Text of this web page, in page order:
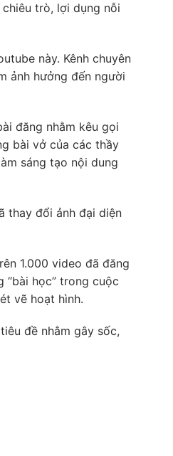
trò, lợi dụng nỗi
này. Kênh chuyên
ảnh hưởng đến người
đăng nhằm kêu gọi
bài vở của các thầy
sáng tạo nội dung
thay đổi ảnh đại diện
1.000 video đã đăng
học” trong cuộc
vẽ hoạt hình.
đề nhằm gây sốc,